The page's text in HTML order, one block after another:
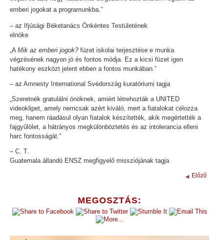
MEGOSZTÁS:
emberi jogokat a programunkba.”
– az Ifjúsági Béketanács Önkéntes Testületének
elnöke
„A Mik az emberi jogok?füzet iskolai terjesztése e munka
végzésének nagyon jó és fontos módja. Ez a kicsi füzet igen
hatékony eszközt jelent ebben a fontos munkában.”
– az Amnesty International Svédország kuratóriumi tagja
„Szeretnék gratulálni önöknek, amiért létrehozták a UNITED
videoklipet, amely nemcsak azért kiváló, mert a fiatalokat célozza
meg, hanem ráadásul olyan fiatalok készítették, akik megértették a
fajgyűlölet, a hátrányos megkülönböztetés és az intolerancia elleni
harc fontosságát.”
– C. T.
Guatemala állandó ENSZ megfigyelő missziójának tagja
Előző